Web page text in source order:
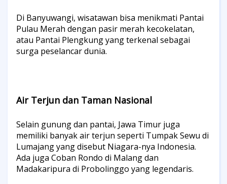
Di Banyuwangi, wisatawan bisa menikmati Pantai
Pulau Merah dengan pasir merah kecokelatan,
atau Pantai Plengkung yang terkenal sebagai
surga peselancar dunia.
Air Terjun dan Taman Nasional
Selain gunung dan pantai, Jawa Timur juga
memiliki banyak air terjun seperti Tumpak Sewu di
Lumajang yang disebut Niagara-nya Indonesia.
Ada juga Coban Rondo di Malang dan
Madakaripura di Probolinggo yang legendaris.